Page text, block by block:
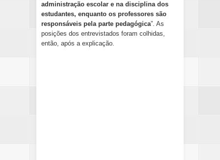
administração escolar e na disciplina dos
estudantes, enquanto os professores são
responsáveis pela parte pedagógica”. As
posições dos entrevistados foram colhidas,
então, após a explicação.